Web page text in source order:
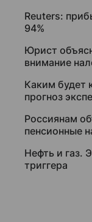
Reuters:
94%
Юрист
внимание
Каким будет
прогноз
Россиянам
пенсионные
Нефть и газ.
триггера